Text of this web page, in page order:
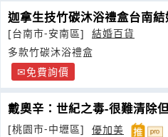
迦拿生技竹碳沐浴禮盒台南
[台南市-安南區]
結婚百貨
多款竹碳沐浴禮盒
免費詢價
戴奧辛：世紀之毒-很難清除
[桃園市-中壢區]
優加美